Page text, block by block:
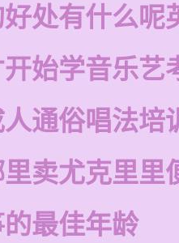
处有什么呢
始学音乐艺
通俗唱法培
卖尤克里里
最佳年龄